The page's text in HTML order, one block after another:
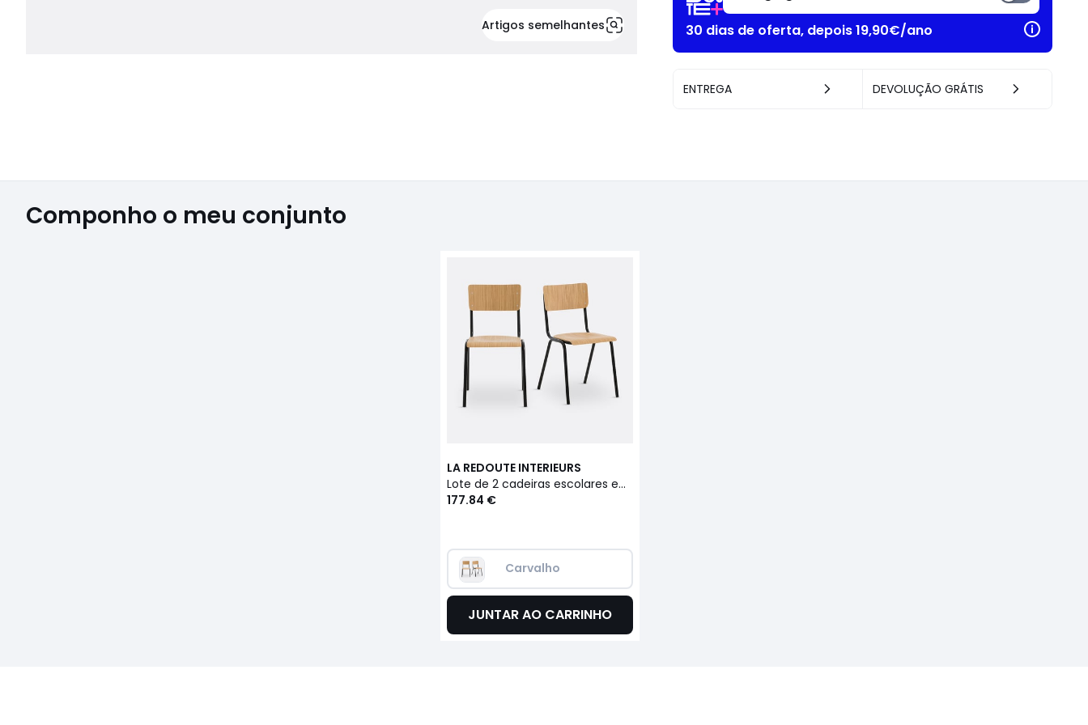
Artigos semelhantes
30 dias de oferta, depois 19,90€/ano
ENTREGA DEVOLUÇÃO GRÁTIS
Componho o meu conjunto
LA REDOUTE INTERIEURS
Lote de 2 cadeiras escolares empilháveis, Hiba
177.84 €
Carvalho
JUNTAR AO CARRINHO